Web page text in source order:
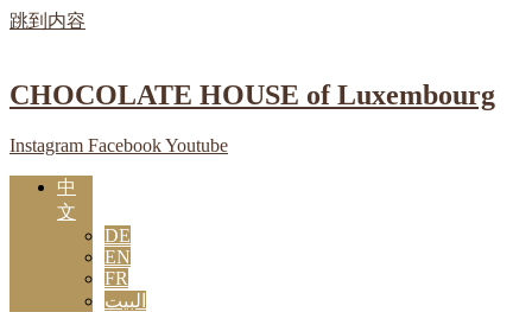
跳到内容
CHOCOLATE HOUSE of Luxembourg
Instagram FacebookYoutube
中
文
DE
EN
FR
البيت